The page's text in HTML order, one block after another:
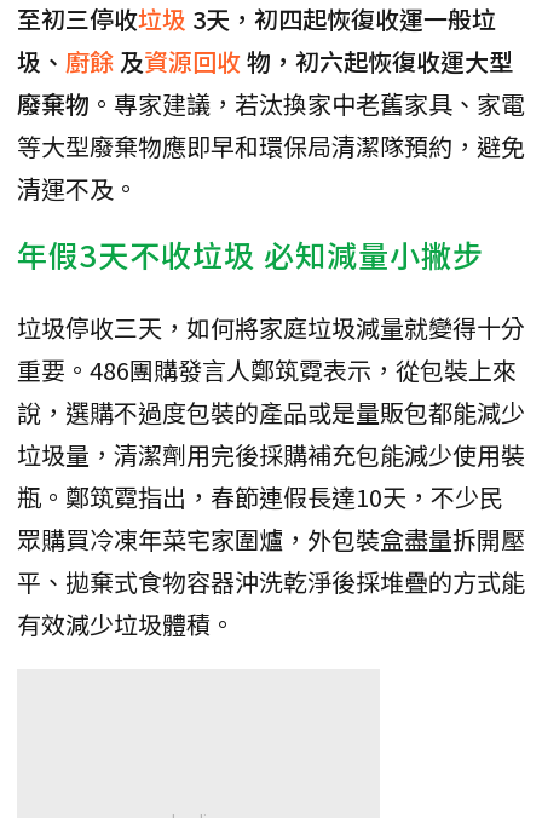
至初三停收垃圾 3天，初四起恢復收運一般垃
圾、 廚餘 及資源回收物，初六起恢復收運大型
廢棄物 。專家建議，若汰換家中老舊家具、家電
等大型廢棄物應即早和環保局清潔隊預約，避免
清運不及。
年假3天不收垃圾 必知減量小撇步
垃圾停收三天，如何將家庭垃圾減量就變得十分
重要。486團購發言人鄭筑霓表示，從包裝上來
說，選購不過度包裝的產品或是量販包都能減少
垃圾量，清潔劑用完後採購補充包能減少使用裝
瓶。鄭筑霓指出，春節連假長達10天，不少民
眾購買冷凍年菜宅家圍爐，外包裝盒盡量拆開壓
平、拋棄式食物容器沖洗乾淨後採堆疊的方式能
有效減少垃圾體積。